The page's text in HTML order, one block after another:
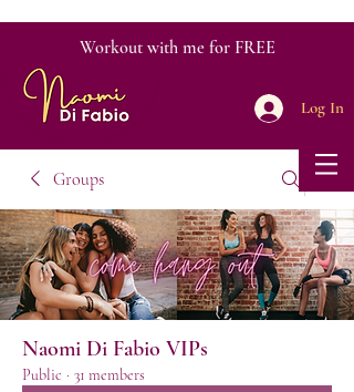
Workout with me for FREE
Log In
Groups
Naomi Di Fabio VIPs
Public · 31 members